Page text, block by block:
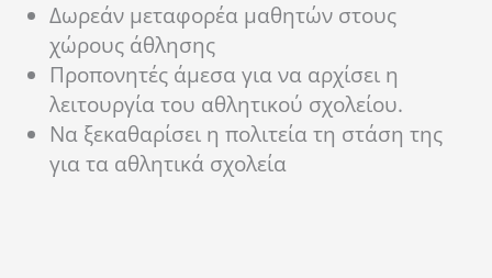
Δωρεάν μεταφορέα μαθητών στους
χώρους άθλησης
Προπονητές άμεσα για να αρχίσει η
λειτουργία του αθλητικού σχολείου.
Να ξεκαθαρίσει η πολιτεία τη στάση της
για τα αθλητικά σχολεία